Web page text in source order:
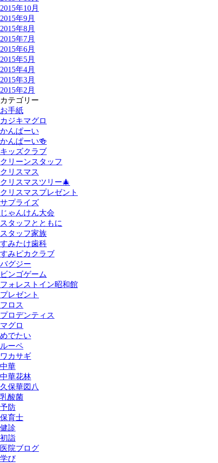
2015年10月
2015年9月
2015年8月
2015年7月
2015年6月
2015年5月
2015年4月
2015年3月
2015年2月
カテゴリー
お手紙
カジキマグロ
かんぱーい
かんぱーい🍻
キッズクラブ
クリーンスタッフ
クリスマス
クリスマスツリー🎄
クリスマスプレゼント
サプライズ
じゃんけん大会
スタッフとともに
スタッフ家族
すみたけ歯科
すみピカクラブ
バグジー
ビンゴゲーム
フォレストイン昭和館
プレゼント
フロス
プロデンティス
マグロ
めでたい
ルーペ
ワカサギ
中華
中華花林
久保華図八
乳酸菌
予防
保育士
健診
初詣
医院ブログ
学び